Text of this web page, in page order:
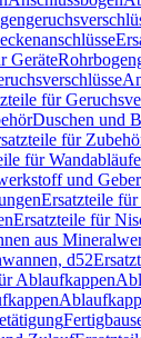
Geräte
für
Duschen und
für
für Wandabläufe
und
Ersatzteile
Ersatzteile für
aus
d52
Ablaufkappen